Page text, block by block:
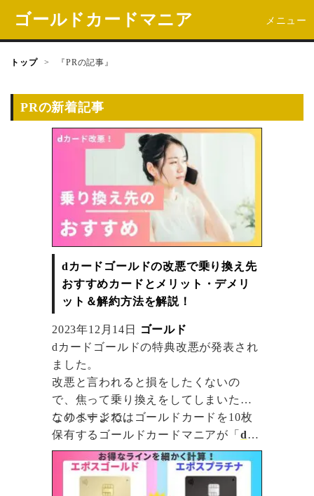
ゴールドカードマニア メニュー
トップ > 『PRの記事』
PRの新着記事
dカードゴールドの改悪で乗り換え先
おすすめカードとメリット・デメリ
ット＆解約方法を解説！
2023年12月14日
ゴールド
dカードゴールドの特典改悪が発表され
ました。
改悪と言われると損をしたくないの
で、焦って乗り換えをしてしまいたく
なりますよね。
このページではゴールドカードを10枚
保有するゴールドカードマニアが「 dカ
ードゴールドから乗り換えするべき人
の条件」「乗り換え先のおすすめカー
ドとdカードゴールドの比較
」について